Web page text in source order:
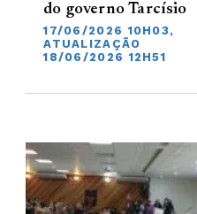
do governo Tarcísio
17/06/2026 10H03,
ATUALIZAÇÃO
18/06/2026 12H51